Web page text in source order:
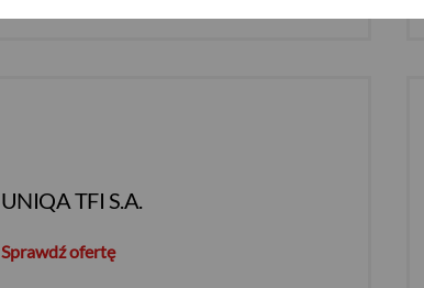
UNIQA TFI S.A.
Sprawdź ofertę